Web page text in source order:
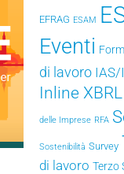
EFRAG ESAM
Eventi
di lavoro IAS/
Inline XBRL
delle Imprese RFA
Sostenibilità Survey
di lavoro Terzo